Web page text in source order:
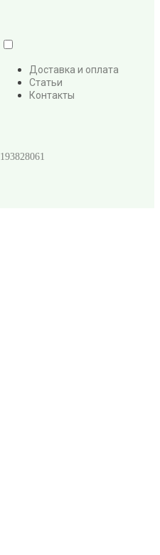
Доставка и оплата
Статьи
Контакты
193828061